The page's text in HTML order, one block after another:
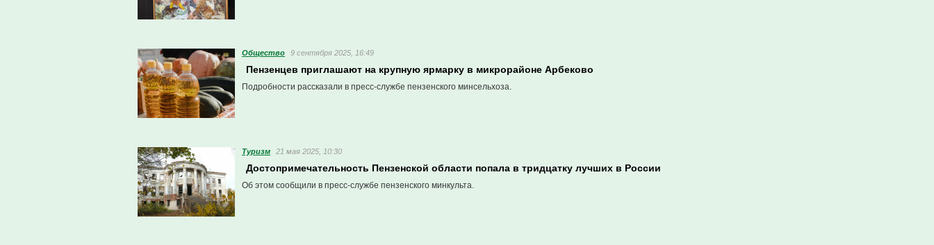
Общество 9 сентября 2025, 16:49
Пензенцев приглашают на крупную ярмарку в микрорайоне Арбеково
Подробности рассказали в пресс-службе пензенского минсельхоза.
Туризм 21 мая 2025, 10:30
Достопримечательность Пензенской области попала в тридцатку лучших в России
Об этом сообщили в пресс-службе пензенского минкульта.